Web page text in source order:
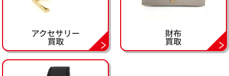
アクセサリー
買取
財布
買取